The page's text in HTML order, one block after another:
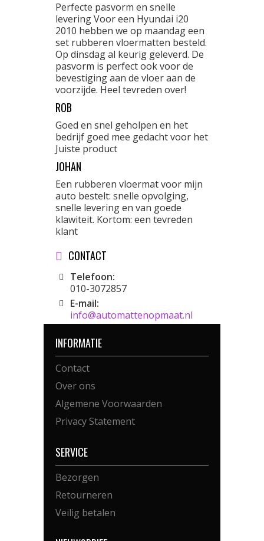
Perfecte pasvorm en snelle
levering Voor een Hyundai i20
2010 hebben we op maandag een
set rubberen vloermatten besteld.
Op dinsdag al keurig geleverd. De
pasvorm is perfect ook voor de
bevestiging aan de vloer aan de
voorzijde. Heel tevreden over!
ROB
Goed en snel geholpen en het
bedrijf goed mee gedacht voor het
Juiste product
JOHAN
Een rubberen vloermat voor mijn
auto bestelt: snelle opvolging,
snelle levering en van goede
klawiteit. Kortom: een tevreden
klant
CONTACT
Telefoon:
010-3072857
E-mail:
info@automattenopmaat.nl
INFORMATIE
Contact
Over ons
Algemene Voorwaarden
Privacy Statement
SERVICE
Bezorgen
Retourneren
Veilig betalen